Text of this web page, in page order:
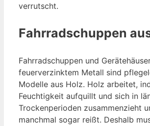
verrutscht.
Fahrradschuppen
Fahrradschuppen und
feuerverzinktem Metall sind
Modelle aus Holz. Holz arbeitet,
Feuchtigkeit aufquillt und sich in
Trockenperioden zusammenzieht
manchmal sogar reißt. Deshalb